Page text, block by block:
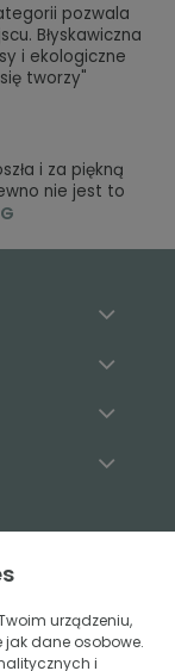
pozwala
Błyskawiczna
i ekologiczne
się tworzy"
i za piękną
nie jest to
urządzeniu,
dane osobowe.
i